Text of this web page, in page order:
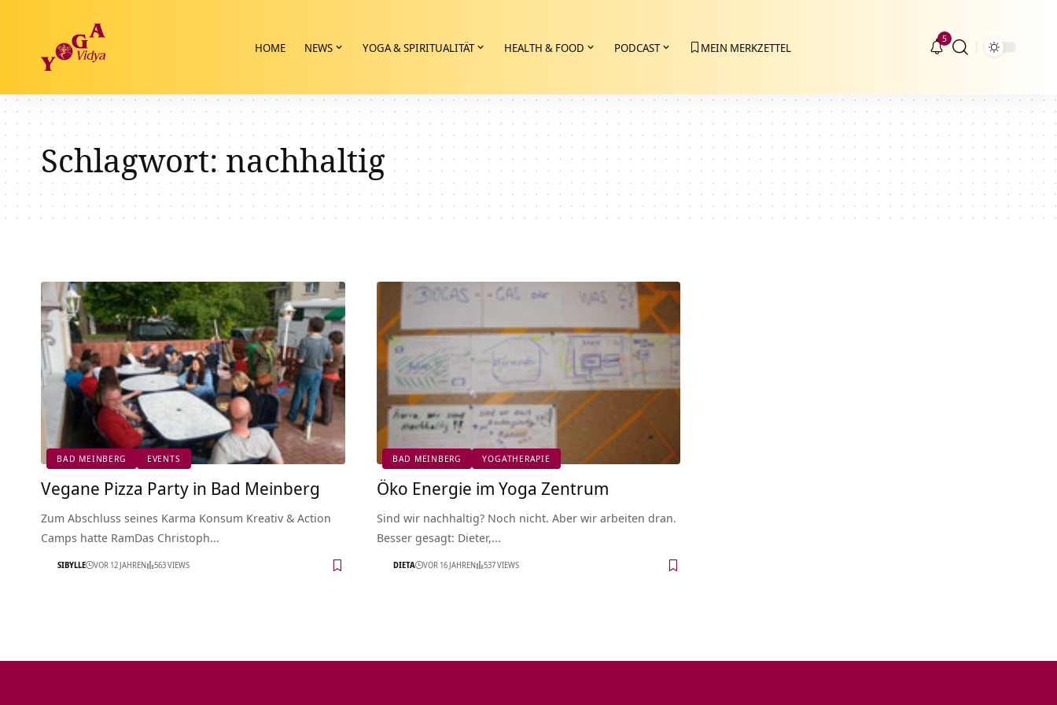
HOME NEWS YOGA & SPIRITUALITÄT HEALTH & FOOD PODCAST MEIN MERKZETTEL
5
Schlagwort:nachhaltig
BAD MEINBERG EVENTS
Vegane Pizza Party in Bad Meinberg
Zum Abschluss seines Karma Konsum Kreativ & Action
Camps hatte RamDas Christoph…
SIBYLLE VOR 12 JAHREN 563 VIEWS
BAD MEINBERG YOGATHERAPIE
Öko Energie im Yoga Zentrum
Sind wir nachhaltig? Noch nicht. Aber wir arbeiten dran.
Besser gesagt: Dieter,…
DIETA VOR 16 JAHREN 537 VIEWS